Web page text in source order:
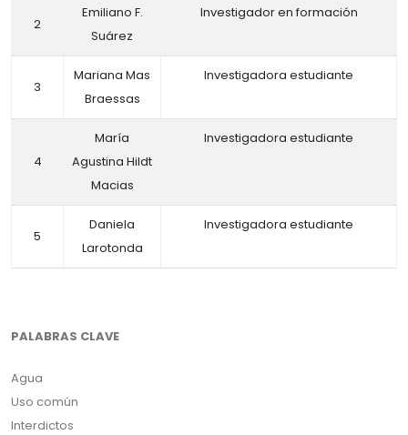
2
Emiliano F.
Suárez
Investigador en formación
3
Mariana Mas
Braessas
Investigadora estudiante
4
María
Agustina Hildt
Macias
Investigadora estudiante
5
Daniela
Larotonda
Investigadora estudiante
PALABRAS CLAVE
Agua
Uso común
Interdictos